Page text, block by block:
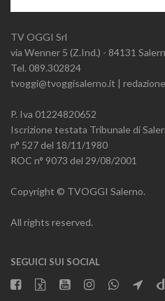
TV OGGI Srl
via Wenner 5 (Z.Ind.) - 84131
Tel. 089.302824
tvoggi@tvoggisalerno.it |
P. Iva 01224820652
Iscrizione testata Tribunale di
n° 527 del 18/11/1980
ROC n° 9073 del 29/08/2001
Copyright © TVOGGI Salerno.
All rights reserved.
SEGUICI SUI SOCIAL